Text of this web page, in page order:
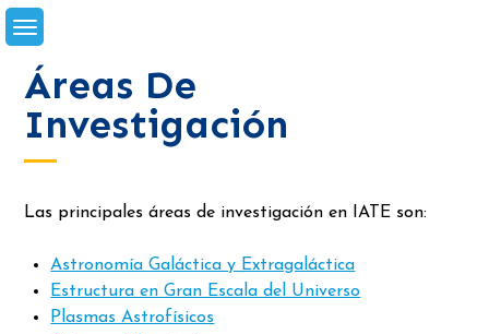
Skip
to
Áreas De
Investigación
Las principales áreas de investigación en IATE son:
Astronomía Galáctica y Extragaláctica
Estructura en Gran Escala del Universo
Plasmas Astrofísicos